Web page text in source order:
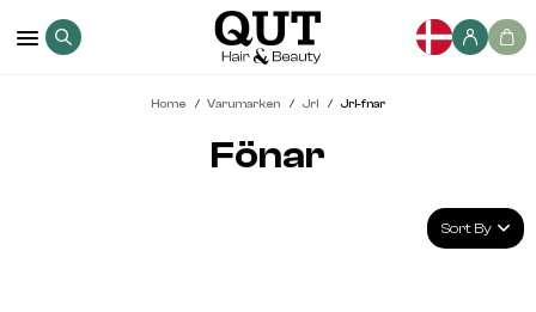
Home Varumarken Jrl Jrl-fnar
Fönar
Sort By